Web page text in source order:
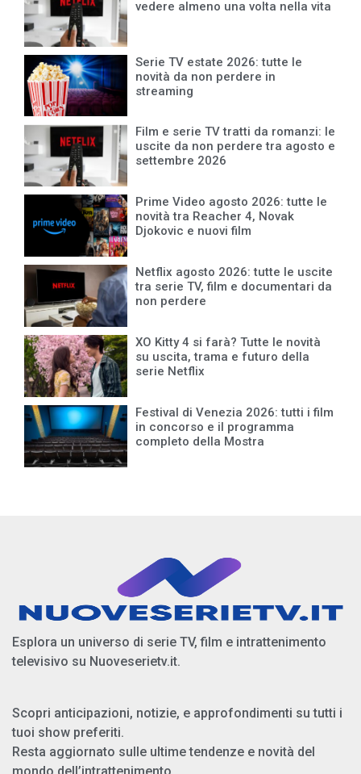
vedere almeno una volta nella vita
Serie TV estate 2026: tutte le
novità da non perdere in
streaming
Film e serie TV tratti da romanzi: le
uscite da non perdere tra agosto e
settembre 2026
Prime Video agosto 2026: tutte le
novità tra Reacher 4, Novak
Djokovic e nuovi film
Netflix agosto 2026: tutte le uscite
tra serie TV, film e documentari da
non perdere
XO Kitty 4 si farà? Tutte le novità
su uscita, trama e futuro della
serie Netflix
Festival di Venezia 2026: tutti i film
in concorso e il programma
completo della Mostra
Esplora un universo di serie TV, film e intrattenimento
televisivo su Nuoveserietv.it.
Scopri anticipazioni, notizie, e approfondimenti su tutti i
tuoi show preferiti.
Resta aggiornato sulle ultime tendenze e novità del
mondo dell’intrattenimento.